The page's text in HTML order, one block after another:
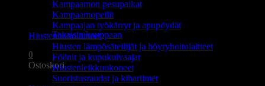
Ostoskori on tyhjä.
Takaisin kauppaan
0
Ostoskori
Kampaamon pesupaikat
Kampaamopeilit
Kampaajan työkärryt ja apupöydät
Hiustenhoitolaitteet
Hiusten lämpösäteilijät ja höyryhoitolaitteet
Föönit ja kupukuivaajat
Hiustenleikkuukoneet
Suoristusraudat ja kihartimet